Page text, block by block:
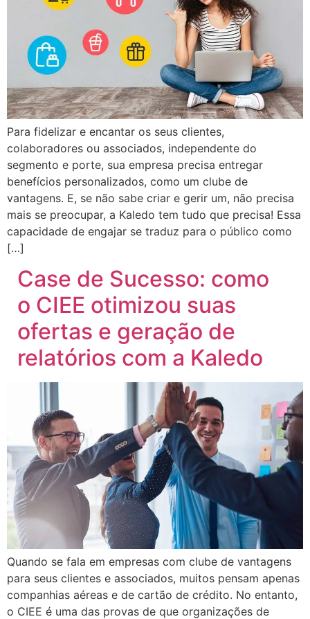
Para fidelizar e encantar os seus clientes,
colaboradores ou associados, independente do
segmento e porte, sua empresa precisa entregar
benefícios personalizados, como um clube de
vantagens. E, se não sabe criar e gerir um, não precisa
mais se preocupar, a Kaledo tem tudo que precisa! Essa
capacidade de engajar se traduz para o público como
[…]
Case de Sucesso: como
o CIEE otimizou suas
ofertas e geração de
relatórios com a Kaledo
Quando se fala em empresas com clube de vantagens
para seus clientes e associados, muitos pensam apenas
companhias aéreas e de cartão de crédito. No entanto,
o CIEE é uma das provas de que organizações de